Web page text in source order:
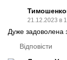
21.12.2023 в
Дуже задоволена
Відповісти